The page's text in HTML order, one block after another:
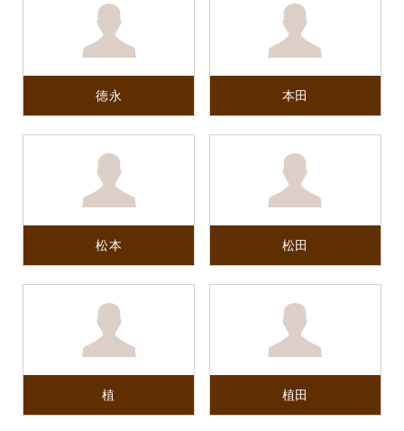
徳永 本田
松本 松田
植 植田